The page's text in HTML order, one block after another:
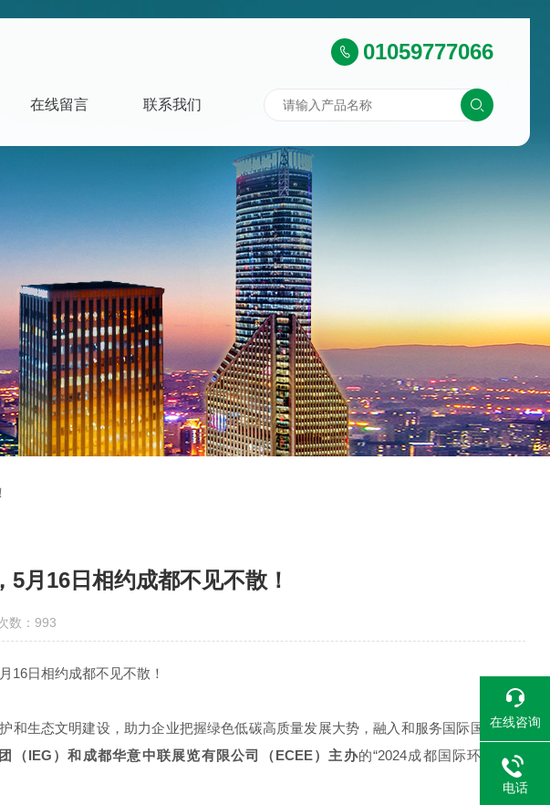
01059777066
在线留言 联系我们
月16日相约成都不见不散！
数：993
生态文明建设，助力企业把握绿色低碳高质量发展大势，融入和服务国际国内双循
IEG）和成都华意中联展览有限公司（ECEE） 主办的“2024成都国际环保博览
在线咨询
电话